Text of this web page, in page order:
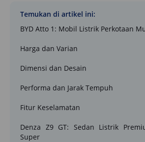
Temukan di artikel ini:
BYD Atto 1: Mobil Listrik Perkotaan
Harga dan Varian
Dimensi dan Desain
Performa dan Jarak Tempuh
Fitur Keselamatan
Denza Z9 GT: Sedan Listrik
Super